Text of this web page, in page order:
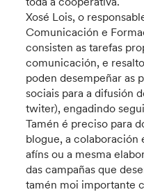
Xosé Lois, o
Comunicación e
consisten as tarefas
comunicación, e
poden desempeñar as
sociais para a difusión
twiter), engadindo
Tamén é preciso para
blogue, a colaboración
afíns ou a mesma
das campañas que
tamén moi importante